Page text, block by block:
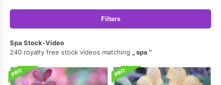
Filters
Spa Stock-Video
240 royalty free stock videos matching
spa